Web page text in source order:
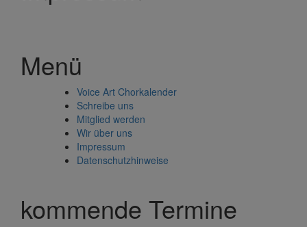
Menü
Voice Art Chorkalender
Schreibe uns
Mitglied werden
Wir über uns
Impressum
Datenschutzhinweise
kommende Termine